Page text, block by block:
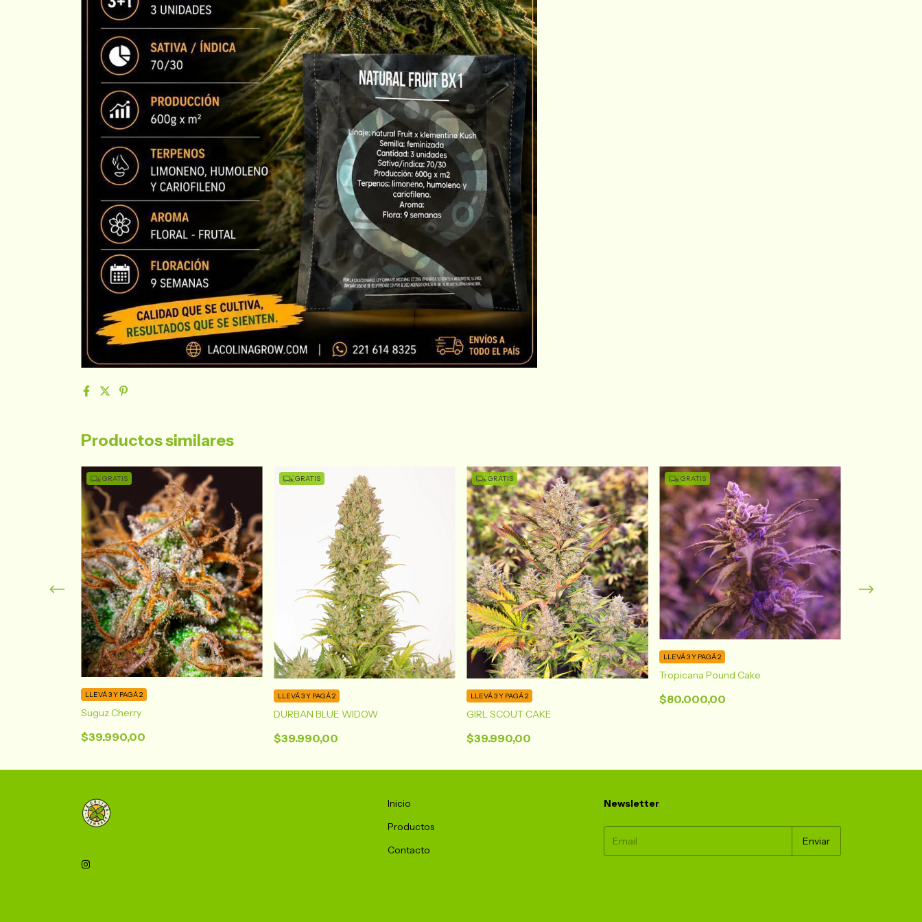
Productos similares
GRATIS
Suguz Cherry
$39.990,00
LLEVÁ 3 Y PAGÁ 2
GRATIS
DURBAN BLUE WIDOW
$39.990,00
LLEVÁ 3 Y PAGÁ 2
GRATIS
GIRL SCOUT CAKE
$39.990,00
LLEVÁ 3 Y PAGÁ 2
GRATIS
Tropicana Pound Cake
$80.000,00
LLEVÁ 3 Y PAGÁ 2
Inicio
Productos
Contacto
Newsletter